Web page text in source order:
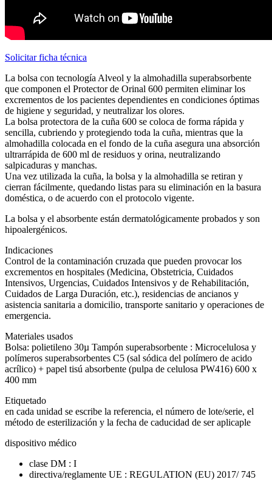
Solicitar ficha técnica
La bolsa con tecnología Alveol y la almohadilla superabsorbente
que componen el Protector de Orinal 600 permiten eliminar los
excrementos de los pacientes dependientes en condiciones óptimas
de higiene y seguridad, y neutralizar los olores.
La bolsa protectora de la cuña 600 se coloca de forma rápida y
sencilla, cubriendo y protegiendo toda la cuña, mientras que la
almohadilla colocada en el fondo de la cuña asegura una absorción
ultrarrápida de 600 ml de residuos y orina, neutralizando
salpicaduras y manchas.
Una vez utilizada la cuña, la bolsa y la almohadilla se retiran y
cierran fácilmente, quedando listas para su eliminación en la basura
doméstica, o de acuerdo con el protocolo vigente.
La bolsa y el absorbente están dermatológicamente probados y son
hipoalergénicos.
Indicaciones
Control de la contaminación cruzada que pueden provocar los
excrementos en hospitales (Medicina, Obstetricia, Cuidados
Intensivos, Urgencias, Cuidados Intensivos y de Rehabilitación,
Cuidados de Larga Duración, etc.), residencias de ancianos y
asistencia sanitaria a domicilio, transporte sanitario y operaciones de
emergencia.
Materiales usados
Bolsa: polietileno 30µ Tampón superabsorbente : Microcelulosa y
polímeros superabsorbentes C5 (sal sódica del polímero de acido
acrílico) + papel tisú absorbente (pulpa de celulosa PW416) 600 x
400 mm
Etiquetado
en cada unidad se escribe la referencia, el número de lote/serie, el
método de esterilización y la fecha de caducidad de ser aplicaple
dispositivo médico
clase DM : I
directiva/reglamente UE : REGULATION (EU) 2017/ 745